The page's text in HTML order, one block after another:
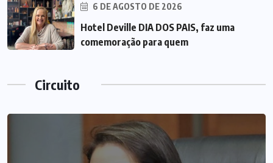
6 DE AGOSTO DE 2026
Hotel Deville DIA DOS PAIS, faz uma
comemoração para quem
Circuito